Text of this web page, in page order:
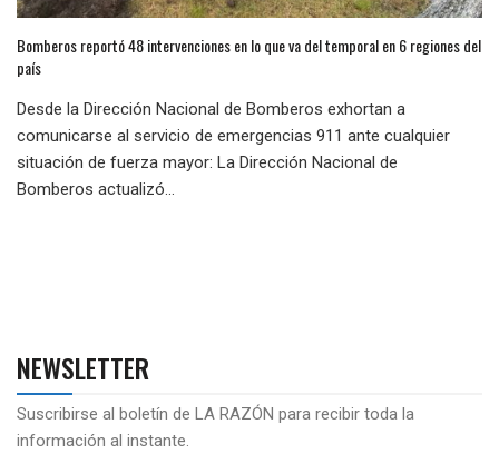
Bomberos reportó 48 intervenciones en lo que va del temporal en 6 regiones del
país
Desde la Dirección Nacional de Bomberos exhortan a
comunicarse al servicio de emergencias 911 ante cualquier
situación de fuerza mayor: La Dirección Nacional de
Bomberos actualizó...
NEWSLETTER
Suscribirse al boletín de LA RAZÓN para recibir toda la
información al instante.